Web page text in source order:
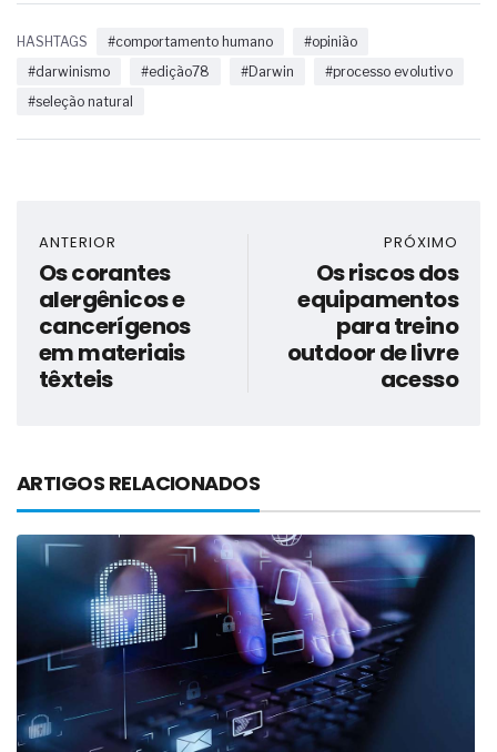
HASHTAGS #comportamento humano
#opinião
#darwinismo
#edição78 #Darwin
#processo evolutivo
#seleção natural
ANTERIOR
Os corantes
alergênicos e
cancerígenos
em materiais
têxteis
PRÓXIMO
Os riscos dos
equipamentos
para treino
outdoor de livre
acesso
ARTIGOS RELACIONADOS